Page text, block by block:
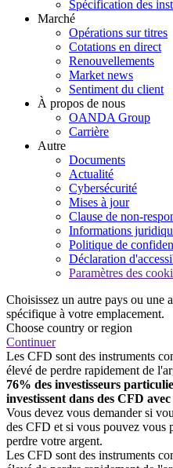
Spécification des
Marché
Opérations sur titres
Cotations en direct
Renouvellements
Market news
Sentiment du client
À propos de nous
OANDA Group
Carrière
Autre
Documents
Actualité
Cybersécurité
Mises à jour
Clause de non-
Informations
Politique de
Déclaration
Paramètres des
Choisissez un autre pays ou une
spécifique à votre emplacement.
Choose country or region
Continuer
Les CFD sont des instruments
élevé de perdre rapidement de
76% des investisseurs
investissent dans des CFD
Vous devez vous demander si
des CFD et si vous pouvez vous
perdre votre argent.
Les CFD sont des instruments